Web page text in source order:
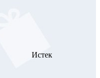
Истек